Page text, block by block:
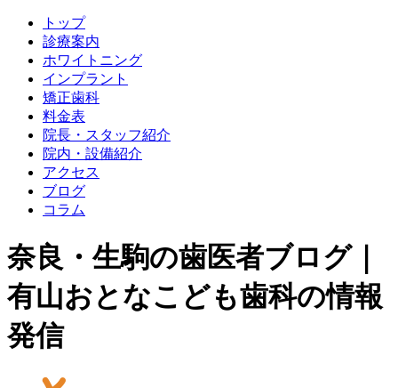
トップ
診療案内
ホワイトニング
インプラント
矯正歯科
料金表
院長・スタッフ紹介
院内・設備紹介
アクセス
ブログ
コラム
奈良・生駒の歯医者ブログ｜
有山おとなこども歯科の情報
発信